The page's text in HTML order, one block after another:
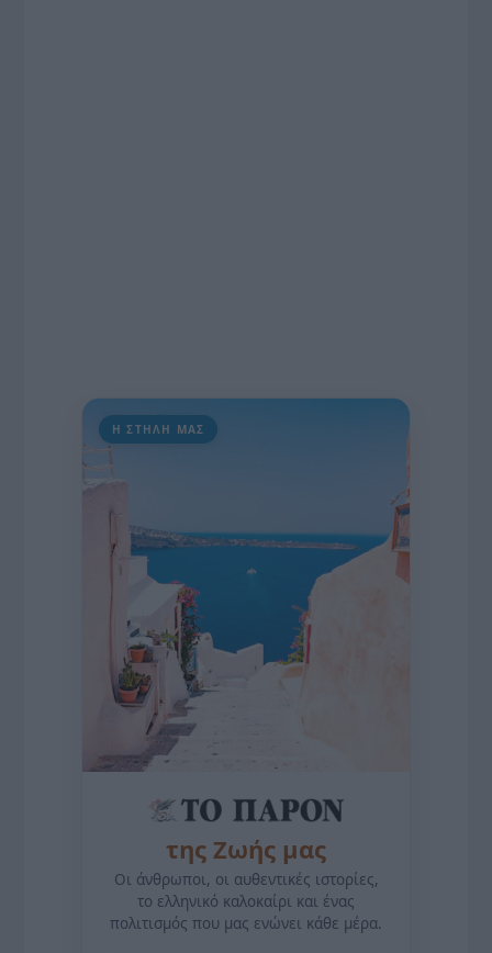
Η ΣΤΗΛΗ ΜΑΣ
της Ζωής μας
Οι άνθρωποι, οι αυθεντικές ιστορίες,
το ελληνικό καλοκαίρι και ένας
πολιτισμός που μας ενώνει κάθε μέρα.